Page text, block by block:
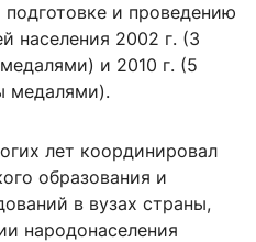
и проведению
населения 2002 г. (3
и 2010 г. (5
медалями).
лет координировал
образования и
в вузах страны,
народонаселения